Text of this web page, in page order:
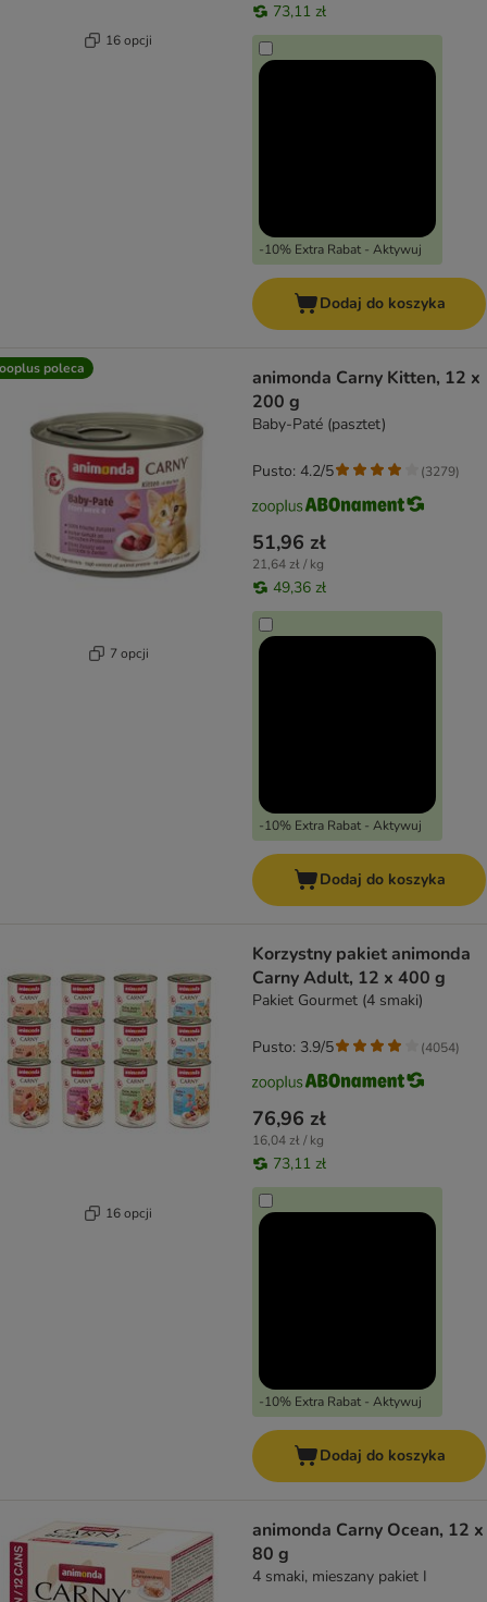
16 opcji
73,11 zł
-10% Extra Rabat - Aktywuj
Dodaj do koszyka
poleca
7 opcji
animonda Carny Kitten, 12 x
200 g
Baby-Paté (pasztet)
51,96 zł
21,64 zł / kg
49,36 zł
-10% Extra Rabat - Aktywuj
Pusto: 4.2/5 (3279)
Dodaj do koszyka
16 opcji
Korzystny pakiet animonda
Carny Adult, 12 x 400 g
Pakiet Gourmet (4 smaki)
76,96 zł
16,04 zł / kg
73,11 zł
-10% Extra Rabat - Aktywuj
Pusto: 3.9/5 (4054)
Dodaj do koszyka
animonda Carny Ocean, 12 x
80 g
4 smaki, mieszany pakiet I